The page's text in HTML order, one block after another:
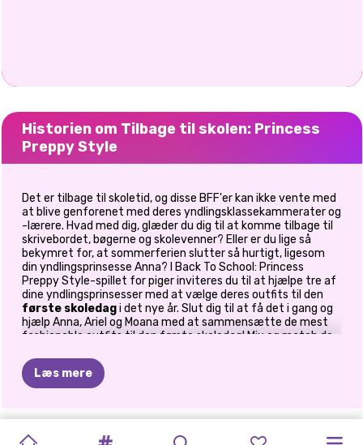
Historien om Tilbage til skolen: Princess
Preppy Style
Det er tilbage til skoletid, og disse BFF'er kan ikke vente med
at blive genforenet med deres yndlingsklassekammerater og
-lærere. Hvad med dig, glæder du dig til at komme tilbage til
skrivebordet, bøgerne og skolevenner? Eller er du lige så
bekymret for, at sommerferien slutter så hurtigt, ligesom
din yndlingsprinsesse Anna? I Back To School: Princess
Preppy Style-spillet for piger inviteres du til at hjælpe tre af
dine yndlingsprinsesser med at vælge deres outfits til den
første skoledagi det nye år. Slut dig til at få det i gang og
hjælp Anna, Ariel og Moana med at sammensætte de mest
fashionable outfits til den første skoledag! Mix og match de
elever med kun et par klik. God fornøjelse med at spille
skole-påklædningsspil
Læs mere
JENNER
TOP DIN
TILBAGE PRINSESSER MONSTER